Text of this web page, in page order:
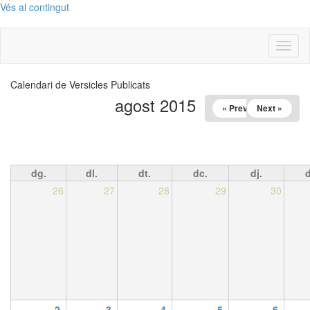
Vés al contingut
Calendari de Versicles Publicats
agost 2015 « Prev Next »
dg. dl. dt. dc. dj.
26
27 28 29 30